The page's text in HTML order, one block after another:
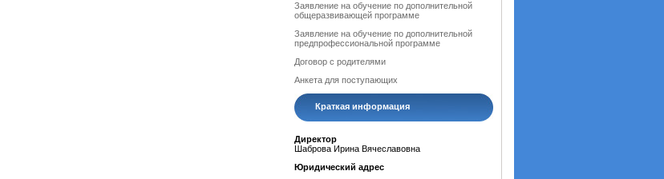
Заявление на обучение по дополнительной
общеразвивающей программе
Заявление на обучение по дополнительной
предпрофессиональной программе
Договор с родителями
Анкета для поступающих
Краткая информация
Директор
Шаброва Ирина Вячеславовна
Юридический адрес